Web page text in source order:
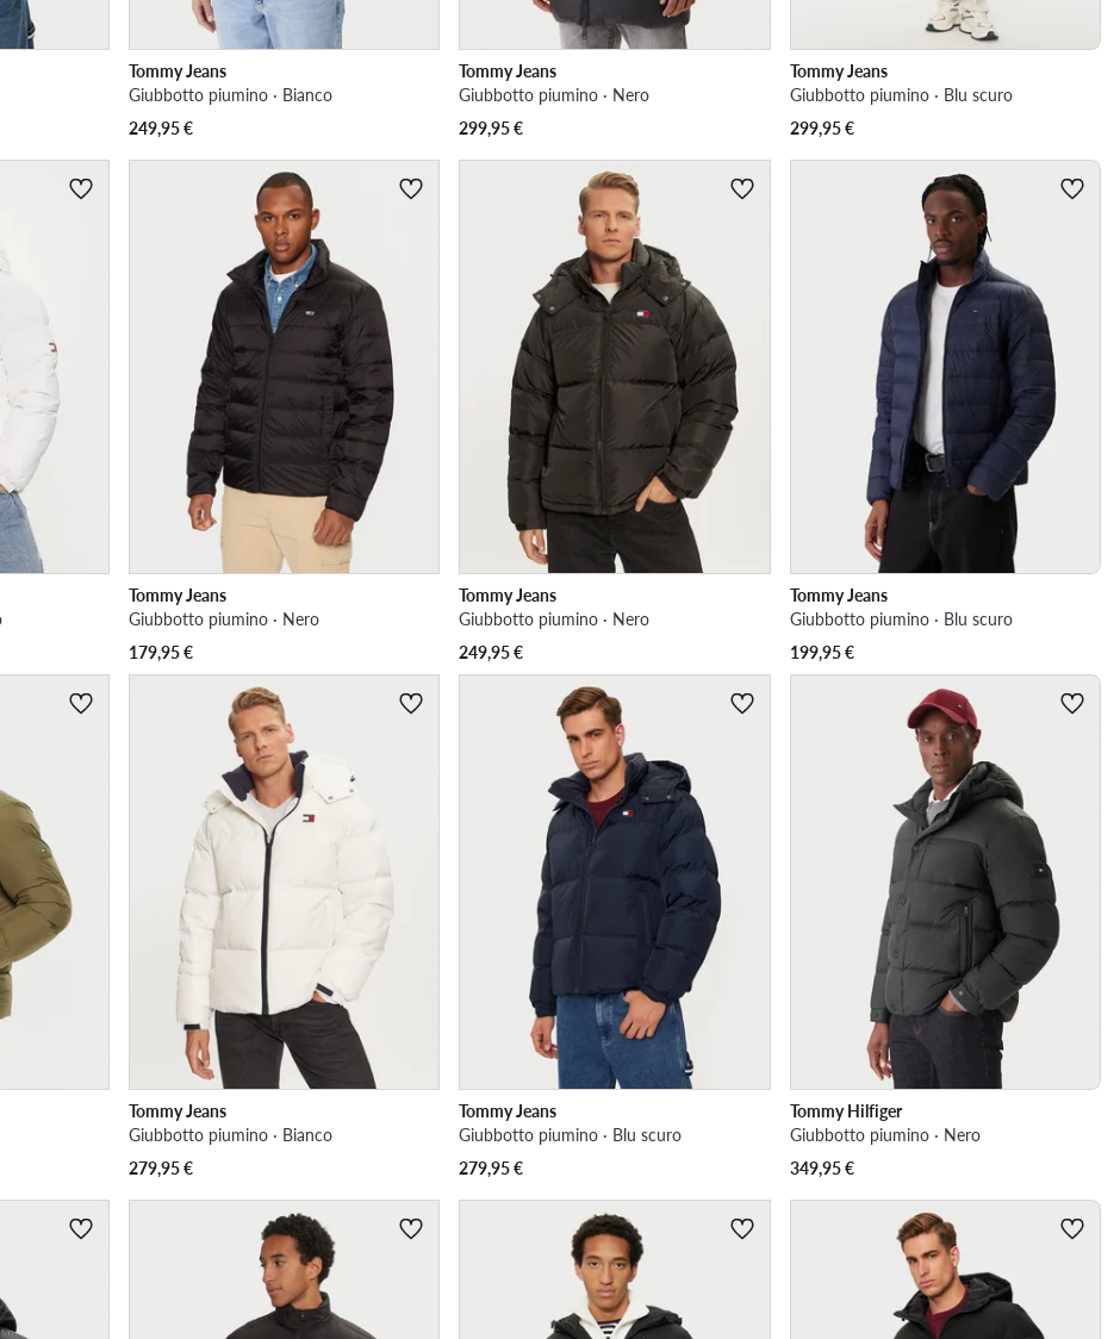
Tommy Jeans
Giubbotto piumino · Bianco
249,95€
Tommy Jeans
Giubbotto piumino · Nero
299,95€
Tommy Jeans
Giubbotto piumino · Blu scuro
299,95€
Tommy Jeans
Giubbotto piumino · Nero
179,95€
Tommy Jeans
Giubbotto piumino · Nero
249,95€
Tommy Jeans
Giubbotto piumino · Blu scuro
199,95€
Tommy Jeans
Giubbotto piumino · Bianco
279,95€
Tommy Jeans
Giubbotto piumino · Blu scuro
279,95€
Tommy Hilfiger
Giubbotto piumino · Nero
349,95€